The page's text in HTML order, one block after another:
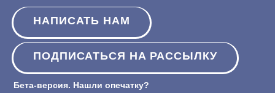
НАПИСАТЬ НАМ
ПОДПИСАТЬСЯ НА РАССЫЛКУ
Бета-версия. Нашли опечатку?